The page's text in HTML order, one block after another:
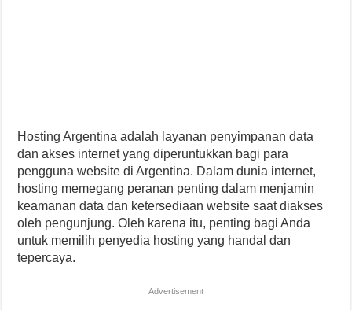
Hosting Argentina adalah layanan penyimpanan data
dan akses internet yang diperuntukkan bagi para
pengguna website di Argentina. Dalam dunia internet,
hosting memegang peranan penting dalam menjamin
keamanan data dan ketersediaan website saat diakses
oleh pengunjung. Oleh karena itu, penting bagi Anda
untuk memilih penyedia hosting yang handal dan
tepercaya.
Advertisement